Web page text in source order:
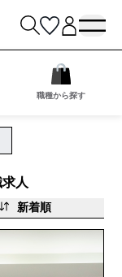
職種から探す
人
新着順